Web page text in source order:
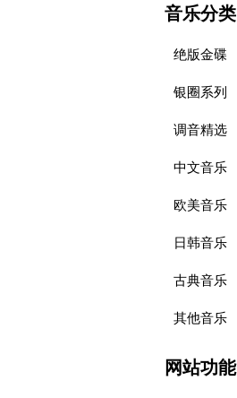
音乐分类
绝版金碟
银圈系列
调音精选
中文音乐
欧美音乐
日韩音乐
古典音乐
其他音乐
网站功能